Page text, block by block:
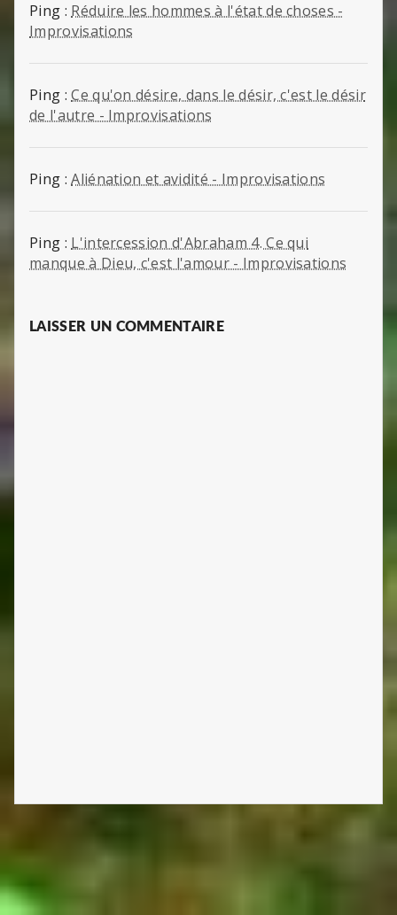
Ping : Réduire les hommes à l'état de choses -
Improvisations
Ping :Ce qu'on désire, dans le désir, c'est le désir
de l'autre - Improvisations
Ping :Aliénation et avidité - Improvisations
Ping : L'intercession d'Abraham 4. Ce qui
manque à Dieu, c'est l'amour - Improvisations
LAISSER UN COMMENTAIRE